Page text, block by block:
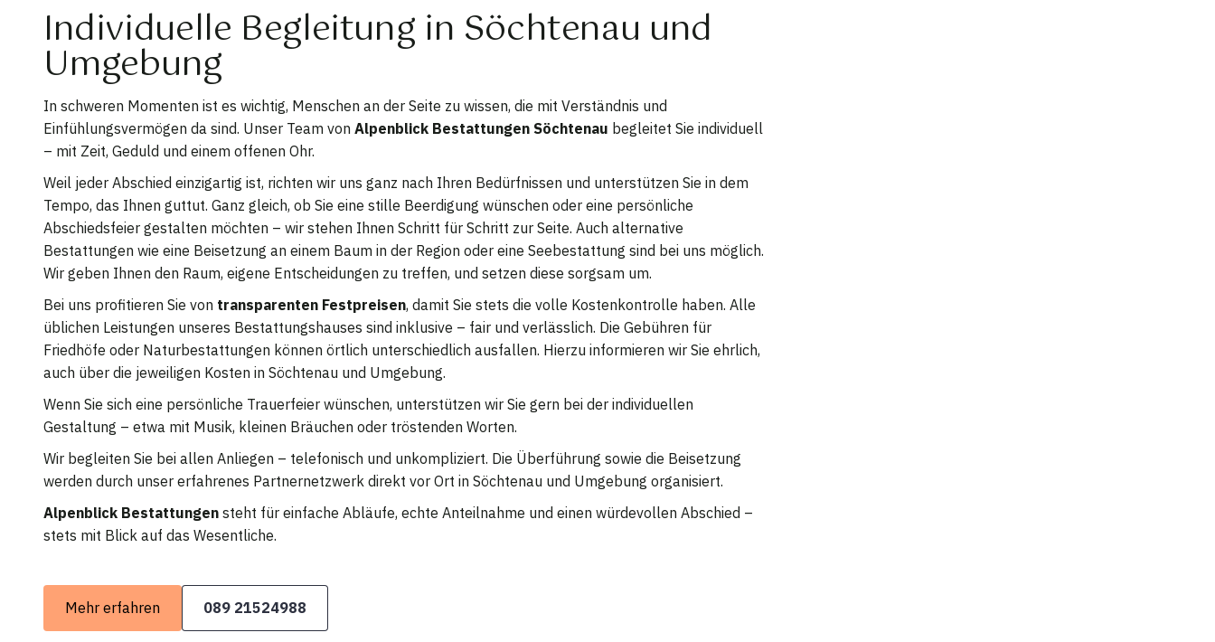
Individuelle Begleitung in Söchtenau und
Umgebung
In schweren Momenten ist es wichtig, Menschen an der Seite zu wissen, die mit Verständnis und
Einfühlungsvermögen da sind. Unser Team von Alpenblick Bestattungen Söchtenau begleitet Sie individuell
– mit Zeit, Geduld und einem offenen Ohr.
Weil jeder Abschied einzigartig ist, richten wir uns ganz nach Ihren Bedürfnissen und unterstützen Sie in dem
Tempo, das Ihnen guttut. Ganz gleich, ob Sie eine stille Beerdigung wünschen oder eine persönliche
Abschiedsfeier gestalten möchten – wir stehen Ihnen Schritt für Schritt zur Seite. Auch alternative
Bestattungen wie eine Beisetzung an einem Baum in der Region oder eine Seebestattung sind bei uns möglich.
Wir geben Ihnen den Raum, eigene Entscheidungen zu treffen, und setzen diese sorgsam um.
Bei uns profitieren Sie von transparenten Festpreisen, damit Sie stets die volle Kostenkontrolle haben. Alle
üblichen Leistungen unseres Bestattungshauses sind inklusive – fair und verlässlich. Die Gebühren für
Friedhöfe oder Naturbestattungen können örtlich unterschiedlich ausfallen. Hierzu informieren wir Sie ehrlich,
auch über die jeweiligen Kosten in Söchtenau und Umgebung.
Wenn Sie sich eine persönliche Trauerfeier wünschen, unterstützen wir Sie gern bei der individuellen
Gestaltung – etwa mit Musik, kleinen Bräuchen oder tröstenden Worten.
Wir begleiten Sie bei allen Anliegen – telefonisch und unkompliziert. Die Überführung sowie die Beisetzung
werden durch unser erfahrenes Partnernetzwerk direkt vor Ort in Söchtenau und Umgebung organisiert.
Alpenblick Bestattungen steht für einfache Abläufe, echte Anteilnahme und einen würdevollen Abschied –
stets mit Blick auf das Wesentliche.
Mehr erfahren 089 21524988